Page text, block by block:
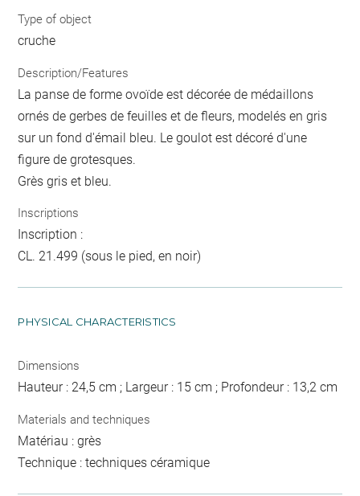
Type of object
cruche
Description/Features
La panse de forme ovoïde est décorée de médaillons
ornés de gerbes de feuilles et de fleurs, modelés en gris
sur un fond d'émail bleu. Le goulot est décoré d'une
figure de grotesques.
Grès gris et bleu.
Inscriptions
Inscription :
CL. 21.499 (sous le pied, en noir)
PHYSICAL CHARACTERISTICS
Dimensions
Hauteur : 24,5 cm ; Largeur : 15 cm ; Profondeur : 13,2 cm
Materials and techniques
Matériau : grès
Technique : techniques céramique